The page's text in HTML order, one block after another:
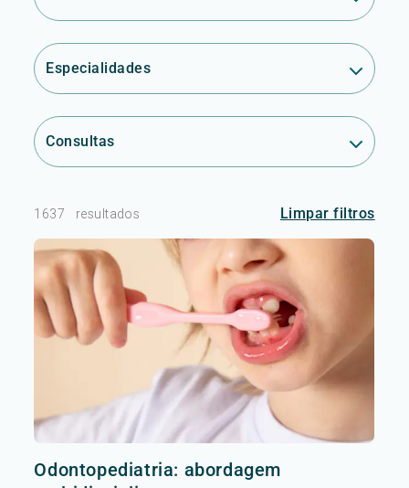
Especialidades
Consultas
1637 resultados Limpar filtros
Odontopediatria: abordagem